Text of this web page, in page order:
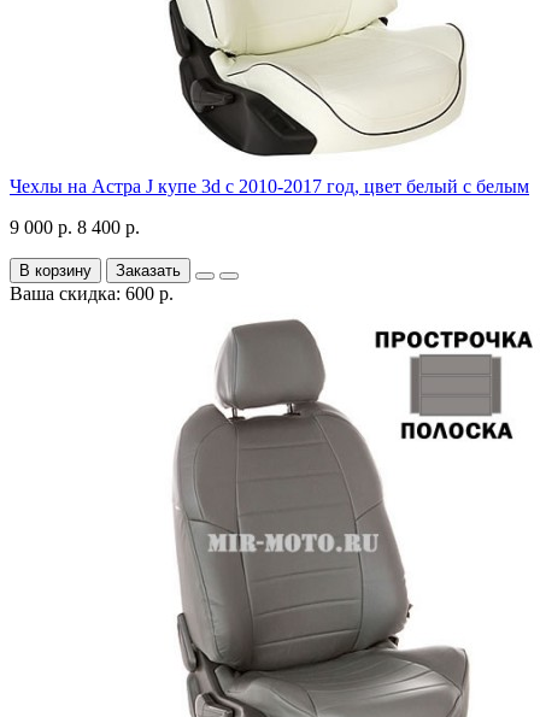
Чехлы на Астра J купе 3d с 2010-2017 год, цвет белый с белым
9 000 р. 8 400 р.
В корзину Заказать
Ваша скидка: 600 р.